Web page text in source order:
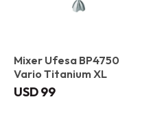
Mixer Ufesa BP4750
Vario Titanium XL
USD99